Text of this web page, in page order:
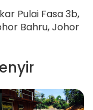
Pulai Fasa 3b,
Bahru, Johor